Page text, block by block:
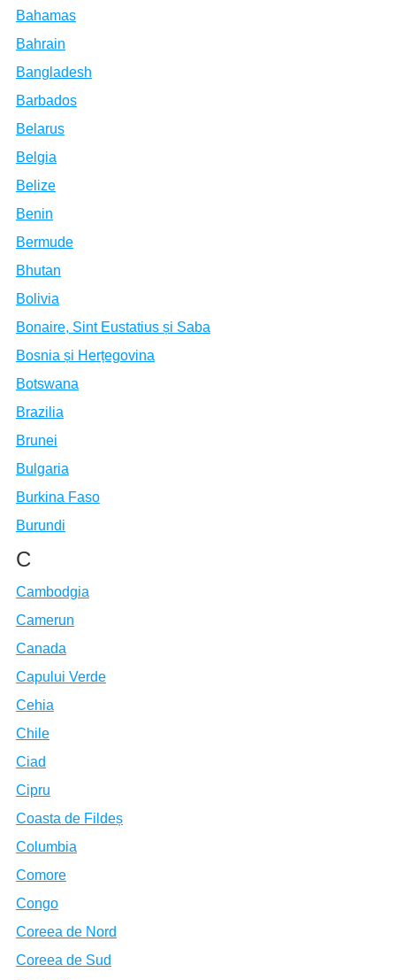
Bahamas
Bahrain
Bangladesh
Barbados
Belarus
Belgia
Belize
Benin
Bermude
Bhutan
Bolivia
Bonaire, Sint Eustatius și Saba
Bosnia și Herțegovina
Botswana
Brazilia
Brunei
Bulgaria
Burkina Faso
Burundi
C
Cambodgia
Camerun
Canada
Capului Verde
Cehia
Chile
Ciad
Cipru
Coasta de Fildeș
Columbia
Comore
Congo
Coreea de Nord
Coreea de Sud